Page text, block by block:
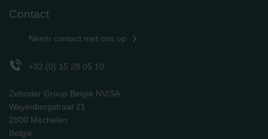
Contact
Neem contact met ons op
+32 (0) 15 28 05 10
Zehnder Group België NV/SA
Wayenborgstraat 21
2800 Mechelen
België